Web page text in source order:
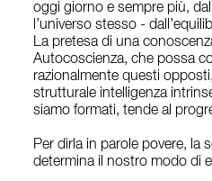
oggi giorno e sempre più,
l’universo stesso -
La pretesa di una
Autocoscienza, che possa
razionalmente questi
strutturale intelligenza
siamo formati, tende al
Per dirla in parole povere, la
determina il nostro modo di